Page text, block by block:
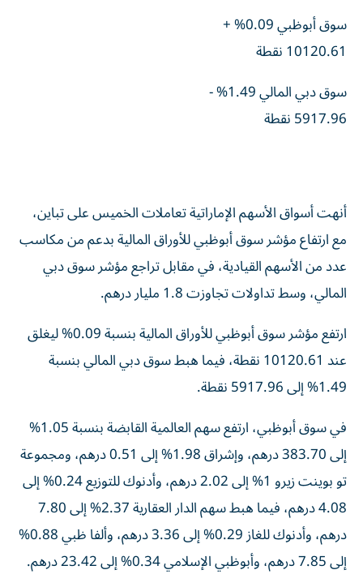
سوق أبوظبي 0.09% +
10120.61 نقطة
سوق دبي المالي 1.49% -
5917.96 نقطة
أنهت أسواق الأسهم الإماراتية تعاملات الخميس على تباين،
مع ارتفاع مؤشر سوق أبوظبي للأوراق المالية بدعم من مكاسب
عدد من الأسهم القيادية، في مقابل تراجع مؤشر سوق دبي
المالي، وسط تداولات تجاوزت 1.8 مليار درهم.
ارتفع مؤشر سوق أبوظبي للأوراق المالية بنسبة 0.09% ليغلق
عند 10120.61 نقطة، فيما هبط سوق دبي المالي بنسبة
1.49% إلى 5917.96 نقطة.
في سوق أبوظبي، ارتفع سهم العالمية القابضة بنسبة 1.05%
إلى 383.70 درهم، وإشراق 1.98% إلى 0.51 درهم، ومجموعة
تو بوينت زيرو 1% إلى 2.02 درهم، وأدنوك للتوزيع 0.24% إلى
4.08 درهم، فيما هبط سهم الدار العقارية 2.37% إلى 7.80
درهم، وأدنوك للغاز 0.29% إلى 3.36 درهم، وألفا ظبي 0.88%
إلى 7.85 درهم، وأبوظبي الإسلامي 0.34% إلى 23.42 درهم.